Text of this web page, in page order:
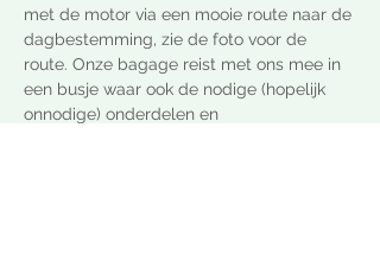
met de motor via een mooie route naar de
dagbestemming, zie de foto voor de
route. Onze bagage reist met ons mee in
een busje waar ook de nodige (hopelijk
onnodige) onderdelen en